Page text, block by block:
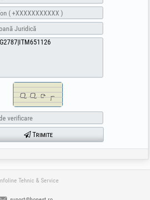
Trimite
Infoline Tehnic & Service